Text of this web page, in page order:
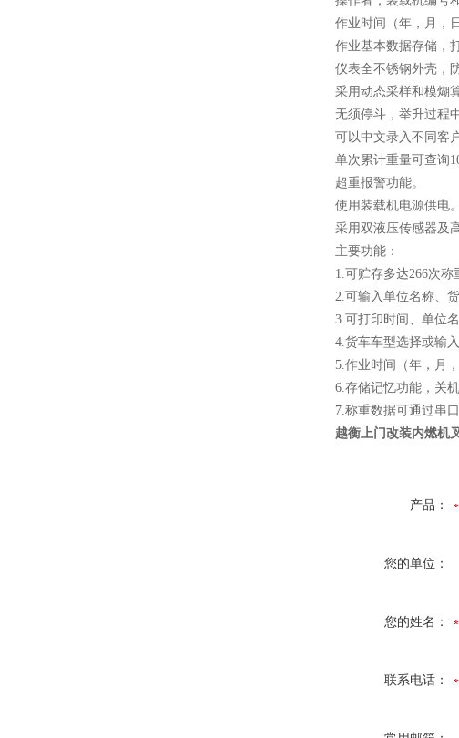
作业时间（年，月，
作业基本数据存储，
仪表全不锈钢外壳，
采用动态采样和模煳
无须停斗，举升过程
可以中文录入不同客
单次累计重量可查询
超重报警功能。
使用装载机电源供电。
采用双液压传感器及
主要功能：
1.可贮存多达266次
2.可输入单位名称、
3.可打印时间、单位
4.货车车型选择或输
5.作业时间（年，月
6.存储记忆功能，关
7.称重数据可通过串
越衡上门改装内燃机
产品：
您的单位：
您的姓名：
联系电话：